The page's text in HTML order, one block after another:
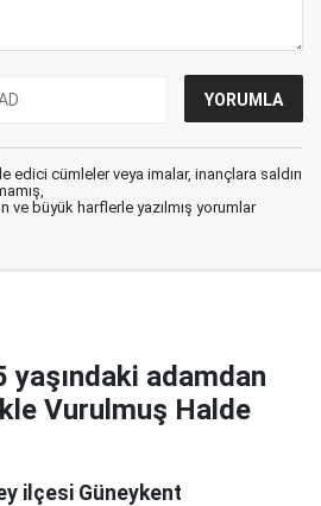
edici cümleler veya imalar, inançlara saldırı
ve büyük harflerle yazılmış yorumlar
yaşındaki adamdan
Vurulmuş Halde
ilçesi Güneykent